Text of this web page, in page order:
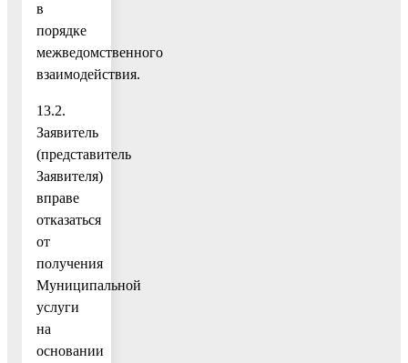
в
порядке
межведомственного
взаимодействия.
13.2.
Заявитель
(представитель
Заявителя)
вправе
отказаться
от
получения
Муниципальной
услуги
на
основании